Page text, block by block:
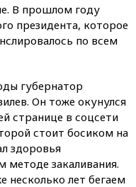
В прошлом году
президента, которое
по всем
губернатор
Он тоже окунулся
странице в соцсети
стоит босиком на
здоровья
методе закаливания.
несколько лет бегаем